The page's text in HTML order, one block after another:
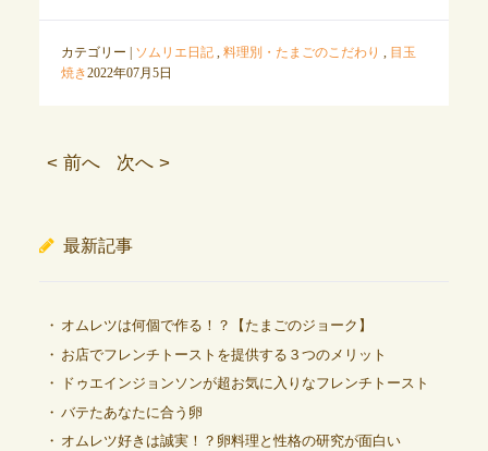
カテゴリー | ソムリエ日記, 料理別・たまごのこだわり , 目玉
焼き2022年07月5日
< 前へ 次へ >
最新記事
オムレツは何個で作る！？【たまごのジョーク】
お店でフレンチトーストを提供する３つのメリット
ドゥエインジョンソンが超お気に入りなフレンチトースト
バテたあなたに合う卵
オムレツ好きは誠実！？卵料理と性格の研究が面白い